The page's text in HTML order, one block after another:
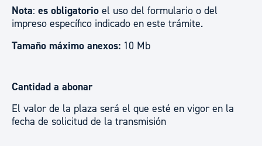
Nota: es obligatorio el uso del formulario o del
impreso específico indicado en este trámite.
Tamaño máximo anexos: 10 Mb
Cantidad a abonar
El valor de la plaza será el que esté en vigor en la
fecha de solicitud de la transmisión